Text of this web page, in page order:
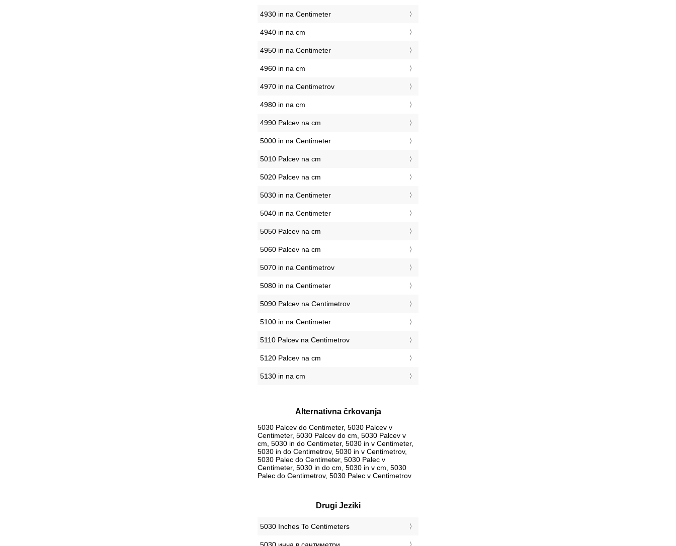
4930 in na Centimeter
4940 in na cm
4950 in na Centimeter
4960 in na cm
4970 in na Centimetrov
4980 in na cm
4990 Palcev na cm
5000 in na Centimeter
5010 Palcev na cm
5020 Palcev na cm
5030 in na Centimeter
5040 in na Centimeter
5050 Palcev na cm
5060 Palcev na cm
5070 in na Centimetrov
5080 in na Centimeter
5090 Palcev na Centimetrov
5100 in na Centimeter
5110 Palcev na Centimetrov
5120 Palcev na cm
5130 in na cm
Alternativna črkovanja
5030 Palcev do Centimeter, 5030 Palcev v
Centimeter, 5030 Palcev do cm, 5030 Palcev v
cm, 5030 in do Centimeter, 5030 in v Centimeter,
5030 in do Centimetrov, 5030 in v Centimetrov,
5030 Palec do Centimeter, 5030 Palec v
Centimeter, 5030 in do cm, 5030 in v cm, 5030
Palec do Centimetrov, 5030 Palec v Centimetrov
Drugi Jeziki
‎5030 Inches To Centimeters